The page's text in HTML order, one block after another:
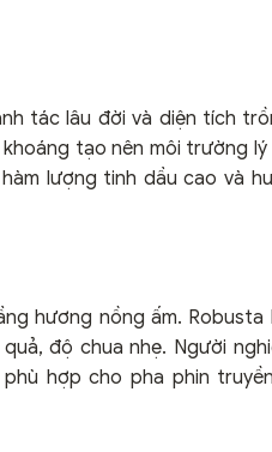
tác lâu đời và diện tích
khoáng tạo nên môi trường
lượng tinh dầu cao và
hương nồng ấm.
độ chua nhẹ. Người
hợp cho pha phin